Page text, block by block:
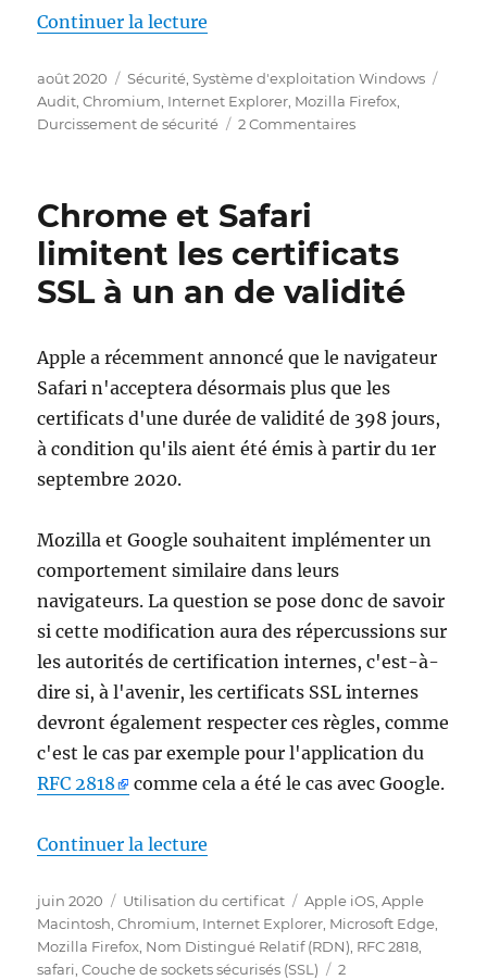
Continuer la lecture
Publié
le
août 2020 Catégories
Sécurité ,Système d'exploitation Windows
Audit ,Chromium Internet Explorer Mozilla Firefox
Durcissement de sécurité
2 Commentairessur
der
Microsoft
Security
zu
beachten?
Chrome et Safari
limitent les certificats
SSL à un an de validité
Apple a récemment annoncé que le navigateur
Safari n'acceptera désormais plus que les
certificats d'une durée de validité de 398 jours,
à condition qu'ils aient été émis à partir du 1er
septembre 2020.
Mozilla et Google souhaitent implémenter un
comportement similaire dans leurs
navigateurs. La question se pose donc de savoir
si cette modification aura des répercussions sur
les autorités de certification internes, c'est-à-
dire si, à l'avenir, les certificats SSL internes
devront également respecter ces règles, comme
c'est le cas par exemple pour l'application du
RFC 2818
comme cela a été le cas avec Google.
Continuer la lecture
Publié
le
juin 2020 Catégories
Utilisation du certificat Étiquettes
Apple iOS ,Apple
Macintosh ,Chromium Internet Explorer Microsoft Edge
Mozilla Firefox Nom Distingué Relatif (RDN) RFC 2818
safari ,Couche de sockets sécurisés (SSL)
2